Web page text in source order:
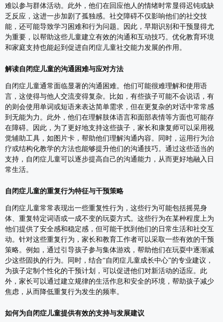
难以参与群体活动。此外，他们在回应他人的情绪时常显得迟钝或缺
乏反应，这进一步加剧了孤独感。社交障碍不仅影响他们的社交技
能，还可能导致学习困难和行为问题。因此，早期识别和干预显得尤
为重要，以帮助这些儿童建立有效的沟通和互动技巧。优化教育环境
和家庭支持也能起到促进自闭症儿童社交能力发展的作用。
解读自闭症儿童的沟通困难与应对方法
自闭症儿童通常面临显著的沟通困难。他们可能很难理解和使用语
言，这使得与他人交流变得复杂。比如，有些孩子可能不会说话，有
的则会使用单词或短语来表达简单需求，但在更复杂的对话中常常感
到无能为力。此外，他们在理解肢体语言和面部表情等方面也可能存
在障碍。因此，为了更好地支持这些孩子，家长和康复师可以采用视
觉辅助工具，如图片卡，帮助他们理解沟通内容。同时，运用行为治
疗或结构化教学的方法也能够提升他们的沟通技巧。通过这些适当的
支持，自闭症儿童可以逐步提高自己的沟通能力，从而更好地融入日
常生活。
自闭症儿童的重复行为特征与干预策略
自闭症儿童常常表现出一些重复性行为，这些行为可能包括摇晃身
体、重复特定词语或一成不变的玩耍方式。这些行为在某种程度上为
他们提供了安全感和稳定感，但可能干扰到他们的日常生活和社交互
动。针对这些重复行为，家长和教育工作者可以采取一些有效的干预
策略。例如，通过引导孩子参与集体游戏，帮助他们在玩耍中逐渐减
少这些固执的行为。同时，结合“自闭症儿童成长中心”的专业建议，
为孩子定制个性化的干预计划，可以促进他们对新活动的适应。此
外，家长可以通过建立规律的生活作息和安全的环境，帮助孩子减少
焦虑，从而降低重复行为发生的频率。
如何为自闭症儿童提供有效的支持与发展建议